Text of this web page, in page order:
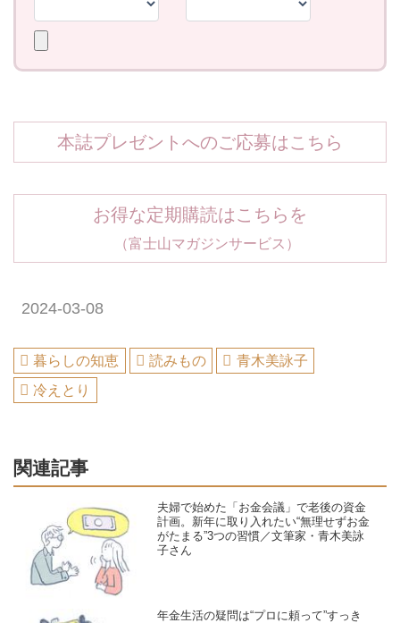
本誌プレゼントへのご応募はこちら
お得な定期購読はこちらを
（富士山マガジンサービス）
2024-03-08
暮らしの知恵 読みもの
青木美詠子
冷えとり
関連記事
夫婦で始めた「お金会議」で老後の資金
計画。新年に取り入れたい“無理せずお金
がたまる”3つの習慣／文筆家・青木美詠
子さん
年金生活の疑問は“プロに頼って”すっき